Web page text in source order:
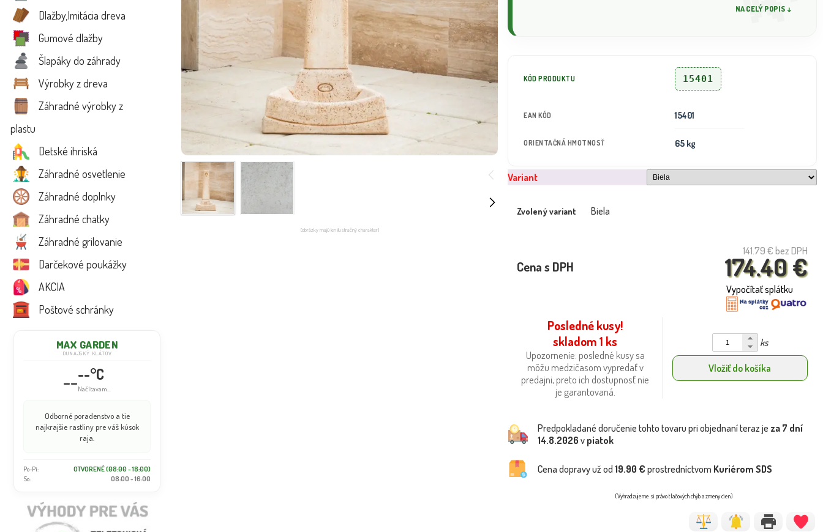
Dlažby,Imitácia dreva
Gumové dlažby
Šlapáky do záhrady
Výrobky z dreva
Záhradné výrobky z
plastu
Detské ihriská
Záhradné osvetlenie
Záhradné doplnky
Záhradné chatky
Záhradné grilovanie
Darčekové poukážky
AKCIA
Poštové schránky
MAX GARDEN
DUNAJSKÝ KLÁTOV
----°C
Načítavam...
Odborné poradenstvo a tie
najkrajšie rastliny pre váš kúsok
raja.
Po-Pi:
OTVORENÉ (08:00 - 18:00)
So:
08:00 - 16:00
(obrázky majú len ilustračný charakter)
NA CELÝ POPIS ↓
KÓD PRODUKTU 15401
EAN KÓD 15401
ORIENTAČNÁ HMOTNOSŤ 65 kg
Variant
Zvolený variant Biela
141.79 € bez DPH
174.40 €
Cena s DPH
Vypočítať splátku
Posledné kusy!
skladom 1 ks
Upozornenie: posledné kusy sa
môžu medzičasom vypredať v
predajni, preto ich dostupnosť nie
je garantovaná.
ks
Vložiť do košíka
Predpokladané doručenie tohto tovaru pri objednaní teraz je za 7 dní
14.8.2026 v piatok
Cena dopravy už od19.90 € prostredníctvom Kuriérom SDS
(Vyhradzujeme si právo tlačových chýb a zmeny cien)